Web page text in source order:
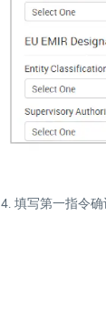
4. 填写第一指令